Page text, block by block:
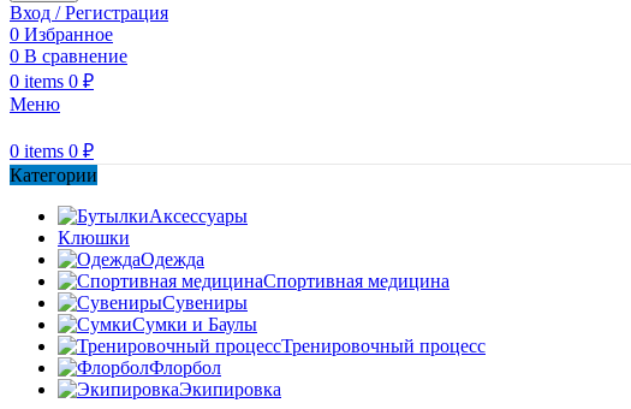
Вход / Регистрация
0 Избранное
0 В сравнение
0 items 0 ₽
Меню
0 items 0 ₽
Категории
Аксессуары
Клюшки
Одежда
Спортивная медицина
Сувениры
Сумки и Баулы
Тренировочный процесс
Флорбол
Экипировка